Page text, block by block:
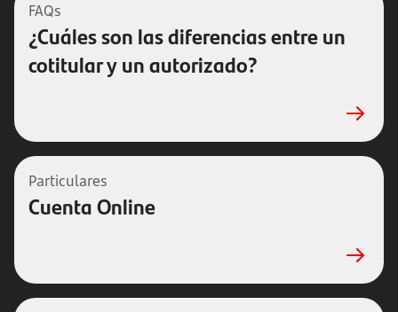
FAQs
¿Cuáles son las diferencias entre un
cotitular y un autorizado?
Particulares
Cuenta Online